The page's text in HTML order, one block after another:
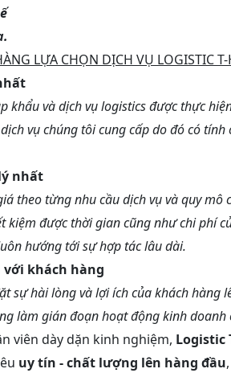
LỰA CHỌN DỊCH VỤ LOGISTIC T-
khẩu và dịch vụ logistics được thực
vụ chúng tôi cung cấp do đó có
nhất
theo từng nhu cầu dịch vụ và quy
kiệm được thời gian cũng như chi phí
hướng tới sự hợp tác lâu dài.
với khách hàng
sự hài lòng và lợi ích của khách hàng
làm gián đoạn hoạt động kinh doanh
viên dày dặn kinh nghiệm, Logistic
uy tín - chất lượng lên hàng đầu